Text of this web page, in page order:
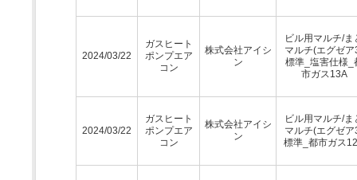
2024/03/22
ガスヒート
ポンプエア
コン
株式会社アイシ
ン
ビル用マルチ/ま
マルチ(エグゼア
標準_塩害仕様_
市ガス13A
2024/03/22
ガスヒート
ポンプエア
コン
株式会社アイシ
ン
ビル用マルチ/ま
マルチ(エグゼア
標準_都市ガス